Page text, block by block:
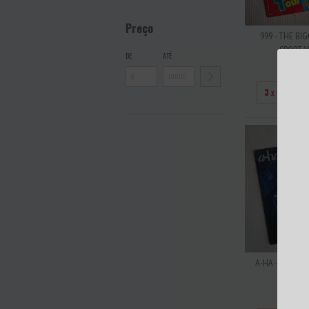
Preço
DE ATÉ
999 - THE
SPORT
3 x de
A-HA - STAY
VINIL